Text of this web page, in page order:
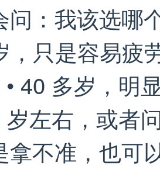
问：我该选哪
，只是容易
40 多岁，明
岁左右，或
拿不准，也